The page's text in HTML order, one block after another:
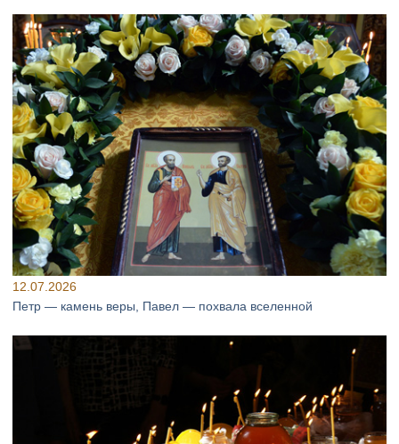
12.07.2026
Петр — камень веры, Павел — похвала вселенной